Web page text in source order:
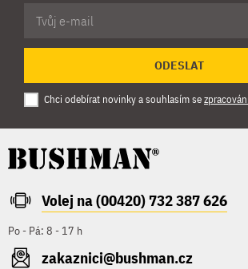
ODESLAT
Chci odebírat novinky a souhlasím se
Volej na (00420) 732 387 626
Po - Pá: 8 - 17 h
zakaznici@bushman.cz